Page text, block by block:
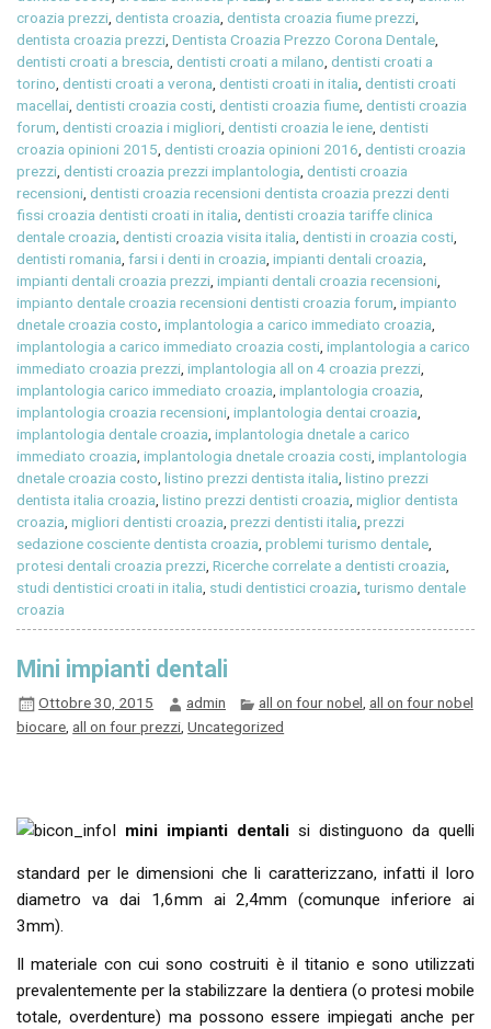
croazia prezzi ,dentista croazia ,dentista croazia fiume prezzi
dentista croazia prezzi ,Dentista Croazia Prezzo Corona Dentale
dentisti croati a brescia ,dentisti croati a milano ,dentisti croati a
torino ,dentisti croati a verona ,dentisti croati in italia ,dentisti croati
macellai ,dentisti croazia costi ,dentisti croazia fiume ,dentisti croazia
forum ,dentisti croazia i migliori ,dentisti croazia le iene ,dentisti
croazia opinioni 2015 ,dentisti croazia opinioni 2016 ,dentisti croazia
prezzi ,dentisti croazia prezzi implantologia ,dentisti croazia
recensioni ,dentisti croazia recensioni dentista croazia prezzi denti
fissi croazia dentisti croati in italia ,dentisti croazia tariffe clinica
dentale croazia ,dentisti croazia visita italia ,dentisti in croazia costi
dentisti romania ,farsi i denti in croazia ,impianti dentali croazia
impianti dentali croazia prezzi ,impianti dentali croazia recensioni
impianto dentale croazia recensioni dentisti croazia forum ,impianto
dnetale croazia costo ,implantologia a carico immediato croazia
implantologia a carico immediato croazia costi ,implantologia a carico
immediato croazia prezzi ,implantologia all on 4 croazia prezzi
implantologia carico immediato croazia ,implantologia croazia
implantologia croazia recensioni ,implantologia dentai croazia
implantologia dentale croazia ,implantologia dnetale a carico
immediato croazia ,implantologia dnetale croazia costi ,implantologia
dnetale croazia costo ,listino prezzi dentista italia ,listino prezzi
dentista italia croazia ,listino prezzi dentisti croazia ,miglior dentista
croazia ,migliori dentisti croazia ,prezzi dentisti italia ,prezzi
sedazione cosciente dentista croazia ,problemi turismo dentale
protesi dentali croazia prezzi ,Ricerche correlate a dentisti croazia
studi dentistici croati in italia studi dentistici croazia ,turismo dentale
croazia
Mini impianti dentali
Ottobre 30, 2015 admin all on four nobel, all on four nobel
biocare all on four prezzi ,Uncategorized
I mini impianti dentali si distinguono da quelli
standard per le dimensioni che li caratterizzano, infatti il loro
diametro va dai 1,6mm ai 2,4mm (comunque inferiore ai
3mm).
Il materiale con cui sono costruiti è il titanio e sono utilizzati
prevalentemente per la stabilizzare la dentiera (o protesi mobile
totale, overdenture) ma possono essere impiegati anche per